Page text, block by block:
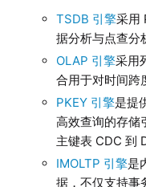
TSDB 引擎采用
据分析与点查分
OLAP 引擎采用
合用于对时间跨
PKEY 引擎是提
高效查询的存储
主键表 CDC 到
IMOLTP 引擎是
据，不仅支持事